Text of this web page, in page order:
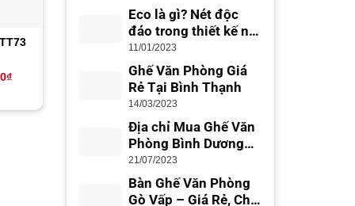
₫Giá
là:
Tủ thấp văn phòng TT67
Giá
gốc
là:
1,600,000₫.
1,450,000₫ Giá
hiện
1,450,000₫.
850,000
Eco là gì? Nét độc
đáo trong thiết kế nội
thất Eco
11/01/2023
Ghế Văn Phòng Giá
Rẻ Tại Bình Thạnh
14/03/2023
Địa chỉ Mua Ghế Văn
Phòng Bình Dương
Giá Rẻ, Uy Tín
21/07/2023
Bàn Ghế Văn Phòng
Gò Vấp – Giá Rẻ, Chất